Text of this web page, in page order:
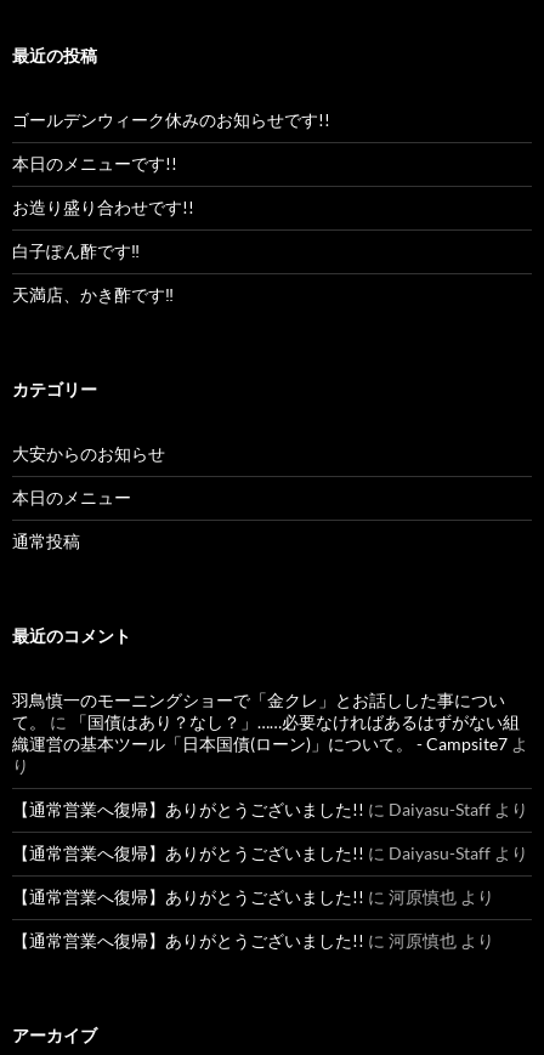
最近の投稿
ゴールデンウィーク休みのお知らせです!!
本日のメニューです!!
お造り盛り合わせです!!
白子ぽん酢です‼︎
天満店、かき酢です‼︎
カテゴリー
大安からのお知らせ
本日のメニュー
通常投稿
最近のコメント
羽鳥慎一のモーニングショーで「金クレ」とお話しした事につい
て。
に
「国債はあり？なし？」……必要なければあるはずがない組
織運営の基本ツール「日本国債(ローン)」について。 - Campsite7 よ
り
【通常営業へ復帰】ありがとうございました!! に Daiyasu-Staff より
【通常営業へ復帰】ありがとうございました!! に Daiyasu-Staff より
【通常営業へ復帰】ありがとうございました!! に 河原慎也 より
【通常営業へ復帰】ありがとうございました!! に 河原慎也 より
アーカイブ